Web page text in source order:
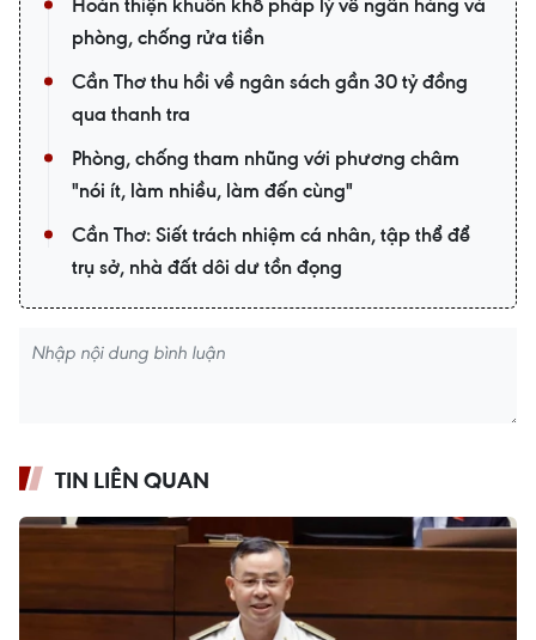
phòng, chống rửa tiền
Cần Thơ thu hồi về ngân sách gần 30 tỷ đồng
qua thanh tra
Phòng, chống tham nhũng với phương châm
"nói ít, làm nhiều, làm đến cùng"
Cần Thơ: Siết trách nhiệm cá nhân, tập thể để
trụ sở, nhà đất dôi dư tồn đọng
TIN LIÊN QUAN